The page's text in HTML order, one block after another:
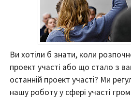
Ви хотіли б знати, коли
проект участі або що стало з
останній проект участі? Ми
нашу роботу у сфері участі